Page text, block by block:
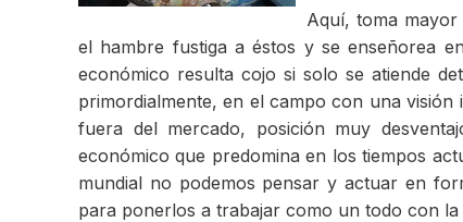
Aquí, toma
el hambre fustiga a éstos y se enseñorea
económico resulta cojo si solo se atiende
primordialmente, en el campo con una
fuera del mercado, posición muy
económico que predomina en los tiempos
mundial no podemos pensar y actuar en
para ponerlos a trabajar como un todo con